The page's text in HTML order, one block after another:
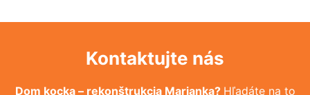
Kontaktujte nás
Dom kocka – rekonštrukcia Marianka? Hľadáte na to